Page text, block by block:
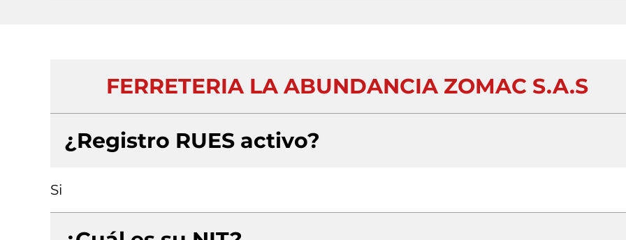
FERRETERIA LA ABUNDANCIA ZOMAC S.A.S
¿Registro RUES activo?
Si